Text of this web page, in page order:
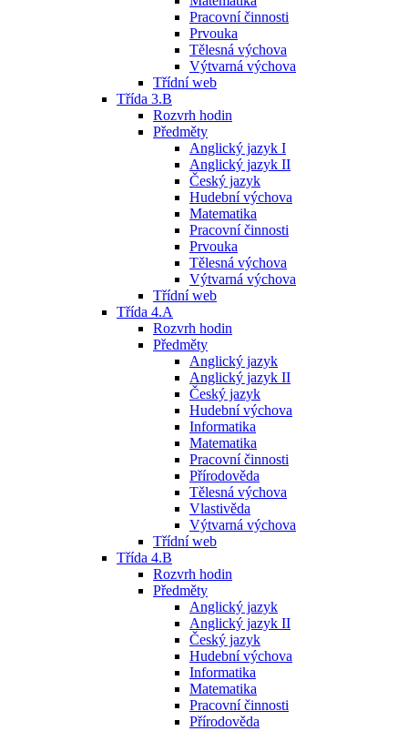
Pracovní činnosti
Prvouka
Tělesná výchova
Výtvarná výchova
Třídní web
Třída 3.B
Rozvrh hodin
Předměty
Anglický jazyk I
Anglický jazyk II
Český jazyk
Hudební výchova
Matematika
Pracovní činnosti
Prvouka
Tělesná výchova
Výtvarná výchova
Třídní web
Třída 4.A
Rozvrh hodin
Předměty
Anglický jazyk
Anglický jazyk II
Český jazyk
Hudební výchova
Informatika
Matematika
Pracovní činnosti
Přírodověda
Tělesná výchova
Vlastivěda
Výtvarná výchova
Třídní web
Třída 4.B
Rozvrh hodin
Předměty
Anglický jazyk
Anglický jazyk II
Český jazyk
Hudební výchova
Informatika
Matematika
Pracovní činnosti
Přírodověda